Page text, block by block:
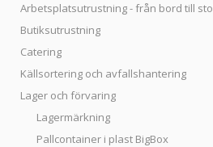
Arbetsplatsutrustning - från bord till
Butiksutrustning
Catering
Källsortering och avfallshantering
Lager och förvaring
Lagermärkning
Pallcontainer i plast BigBox